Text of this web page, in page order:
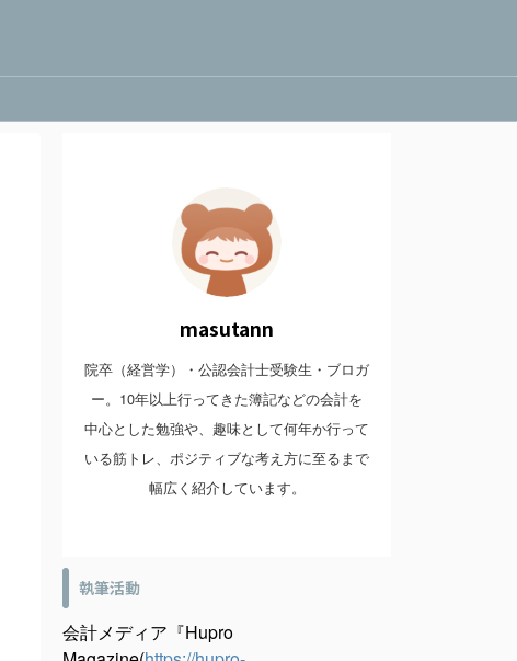
masutann
院卒（経営学）・公認会計士受験生・ブロガ
ー。10年以上行ってきた簿記などの会計を
中心とした勉強や、趣味として何年か行って
いる筋トレ、ポジティブな考え方に至るまで
幅広く紹介しています。
執筆活動
会計メディア『Hupro